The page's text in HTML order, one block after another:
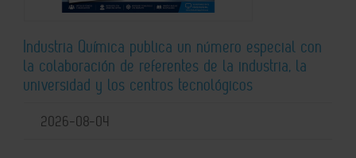
Industria Química publica un número especial con
la colaboración de referentes de la industria, la
universidad y los centros tecnológicos
2026-08-04